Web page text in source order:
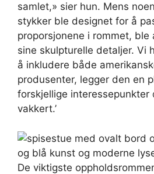
samlet,» sier hun. Mens
stykker ble designet for å
proporsjonene i rommet,
sine skulpturelle detaljer. Vi
å inkludere både
produsenter, legger den en
forskjellige interessepunkter
vakkert.’
De viktigste